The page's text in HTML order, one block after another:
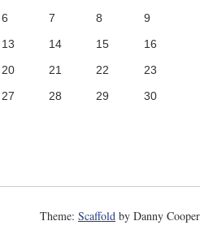
6 7 8
9
13 14 15
16
20 21 22
23
27 28 29
30
Theme: Scaffold by Danny Cooper